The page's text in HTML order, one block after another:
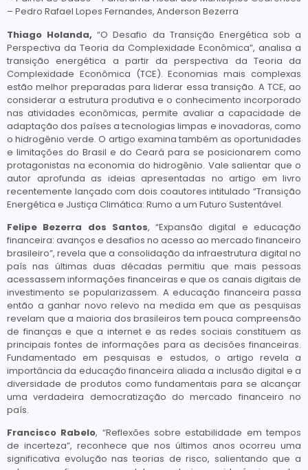
– Pedro Rafael Lopes Fernandes, Anderson Bezerra
Thiago Holanda, “O Desafio da Transição Energética sob a
Perspectiva da Teoria da Complexidade Econômica”, analisa a
transição energética a partir da perspectiva da Teoria da
Complexidade Econômica (TCE). Economias mais complexas
estão melhor preparadas para liderar essa transição. A TCE, ao
considerar a estrutura produtiva e o conhecimento incorporado
nas atividades econômicas, permite avaliar a capacidade de
adaptação dos países a tecnologias limpas e inovadoras, como
o hidrogênio verde. O artigo examina também as oportunidades
e limitações do Brasil e do Ceará para se posicionarem como
protagonistas na economia do hidrogênio. Vale salientar que o
autor aprofunda as ideias apresentadas no artigo em livro
recentemente lançado com dois coautores intitulado “Transição
Energética e Justiça Climática: Rumo a um Futuro Sustentável.
Felipe Bezerra dos Santos, “Expansão digital e educação
financeira: avanços e desafios no acesso ao mercado financeiro
brasileiro”, revela que a consolidação da infraestrutura digital no
país nas últimas duas décadas permitiu que mais pessoas
acessassem informações financeiras e que os canais digitais de
investimento se popularizassem. A educação financeira passa
então a ganhar novo relevo na medida em que as pesquisas
revelam que a maioria dos brasileiros tem pouca compreensão
de finanças e que a internet e as redes sociais constituem as
principais fontes de informações para as decisões financeiras.
Fundamentado em pesquisas e estudos, o artigo revela a
importância da educação financeira aliada a inclusão digital e a
diversidade de produtos como fundamentais para se alcançar
uma verdadeira democratização do mercado financeiro no
país.
Francisco Rabelo, “Reflexões sobre estabilidade em tempos
de incerteza”, reconhece que nos últimos anos ocorreu uma
significativa evolução nas teorias de risco, salientando que a